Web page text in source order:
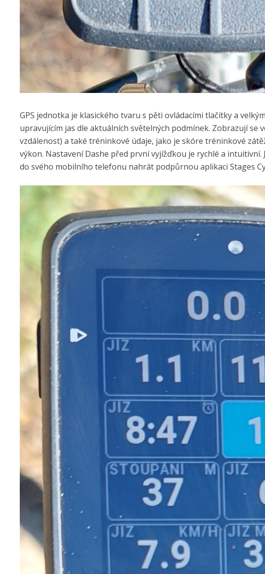
GPS jednotka je klasického tvaru s pěti ovládacími tlačítky a
upravujícím jas dle aktuálních světelných podmínek. Zobrazují se
vzdálenost) a také tréninkové údaje, jako je skóre tréninkové
výkon. Nastavení Dashe před první vyjížďkou je rychlé a
do svého mobilního telefonu nahrát podpůrnou aplikaci Stages